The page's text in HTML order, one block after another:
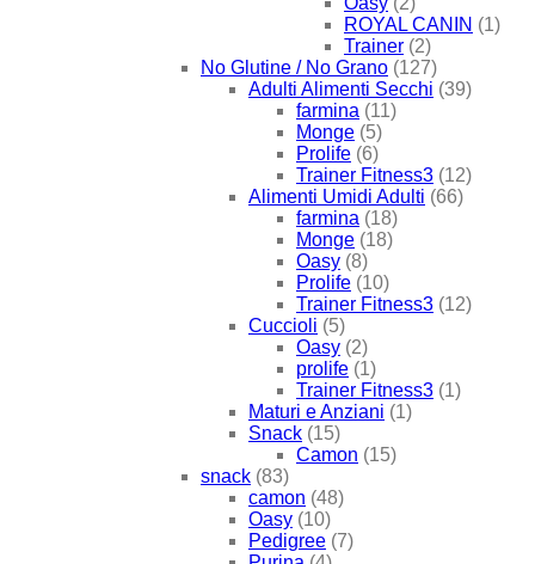
ROYAL CANIN (1)
Trainer (2)
No Glutine / No Grano (127)
Adulti Alimenti Secchi (39)
farmina (11)
Monge (5)
Prolife (6)
Trainer Fitness3 (12)
Alimenti Umidi Adulti (66)
farmina (18)
Monge (18)
Oasy (8)
Prolife (10)
Trainer Fitness3 (12)
Cuccioli (5)
Oasy (2)
prolife (1)
Trainer Fitness3 (1)
Maturi e Anziani (1)
Snack (15)
Camon (15)
snack (83)
camon (48)
Oasy (10)
Pedigree (7)